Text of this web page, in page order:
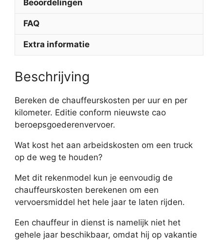
Beoordelingen
FAQ
Extra informatie
Beschrijving
Bereken de chauffeurskosten per uur en per
kilometer. Editie conform nieuwste cao
beroepsgoederenvervoer.
Wat kost het aan arbeidskosten om een truck
op de weg te houden?
Met dit rekenmodel kun je eenvoudig de
chauffeurskosten berekenen om een
vervoersmiddel het hele jaar te laten rijden.
Een chauffeur in dienst is namelijk niet het
gehele jaar beschikbaar, omdat hij op vakantie